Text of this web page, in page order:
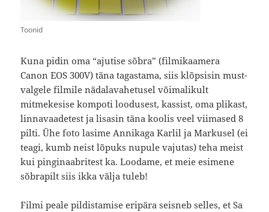
Toonid
Kuna pidin oma “ajutise sõbra” (filmikaamera
Canon EOS 300V) täna tagastama, siis klõpsisin must-
valgele filmile nädalavahetusel võimalikult
mitmekesise kompoti loodusest, kassist, oma plikast,
linnavaadetest ja lisasin täna koolis veel viimased 8
pilti. Ühe foto lasime Annikaga Karlil ja Markusel (ei
teagi, kumb neist lõpuks nupule vajutas) teha meist
kui pinginaabritest ka. Loodame, et meie esimene
sõbrapilt siis ikka välja tuleb!
Filmi peale pildistamise eripära seisneb selles, et Sa